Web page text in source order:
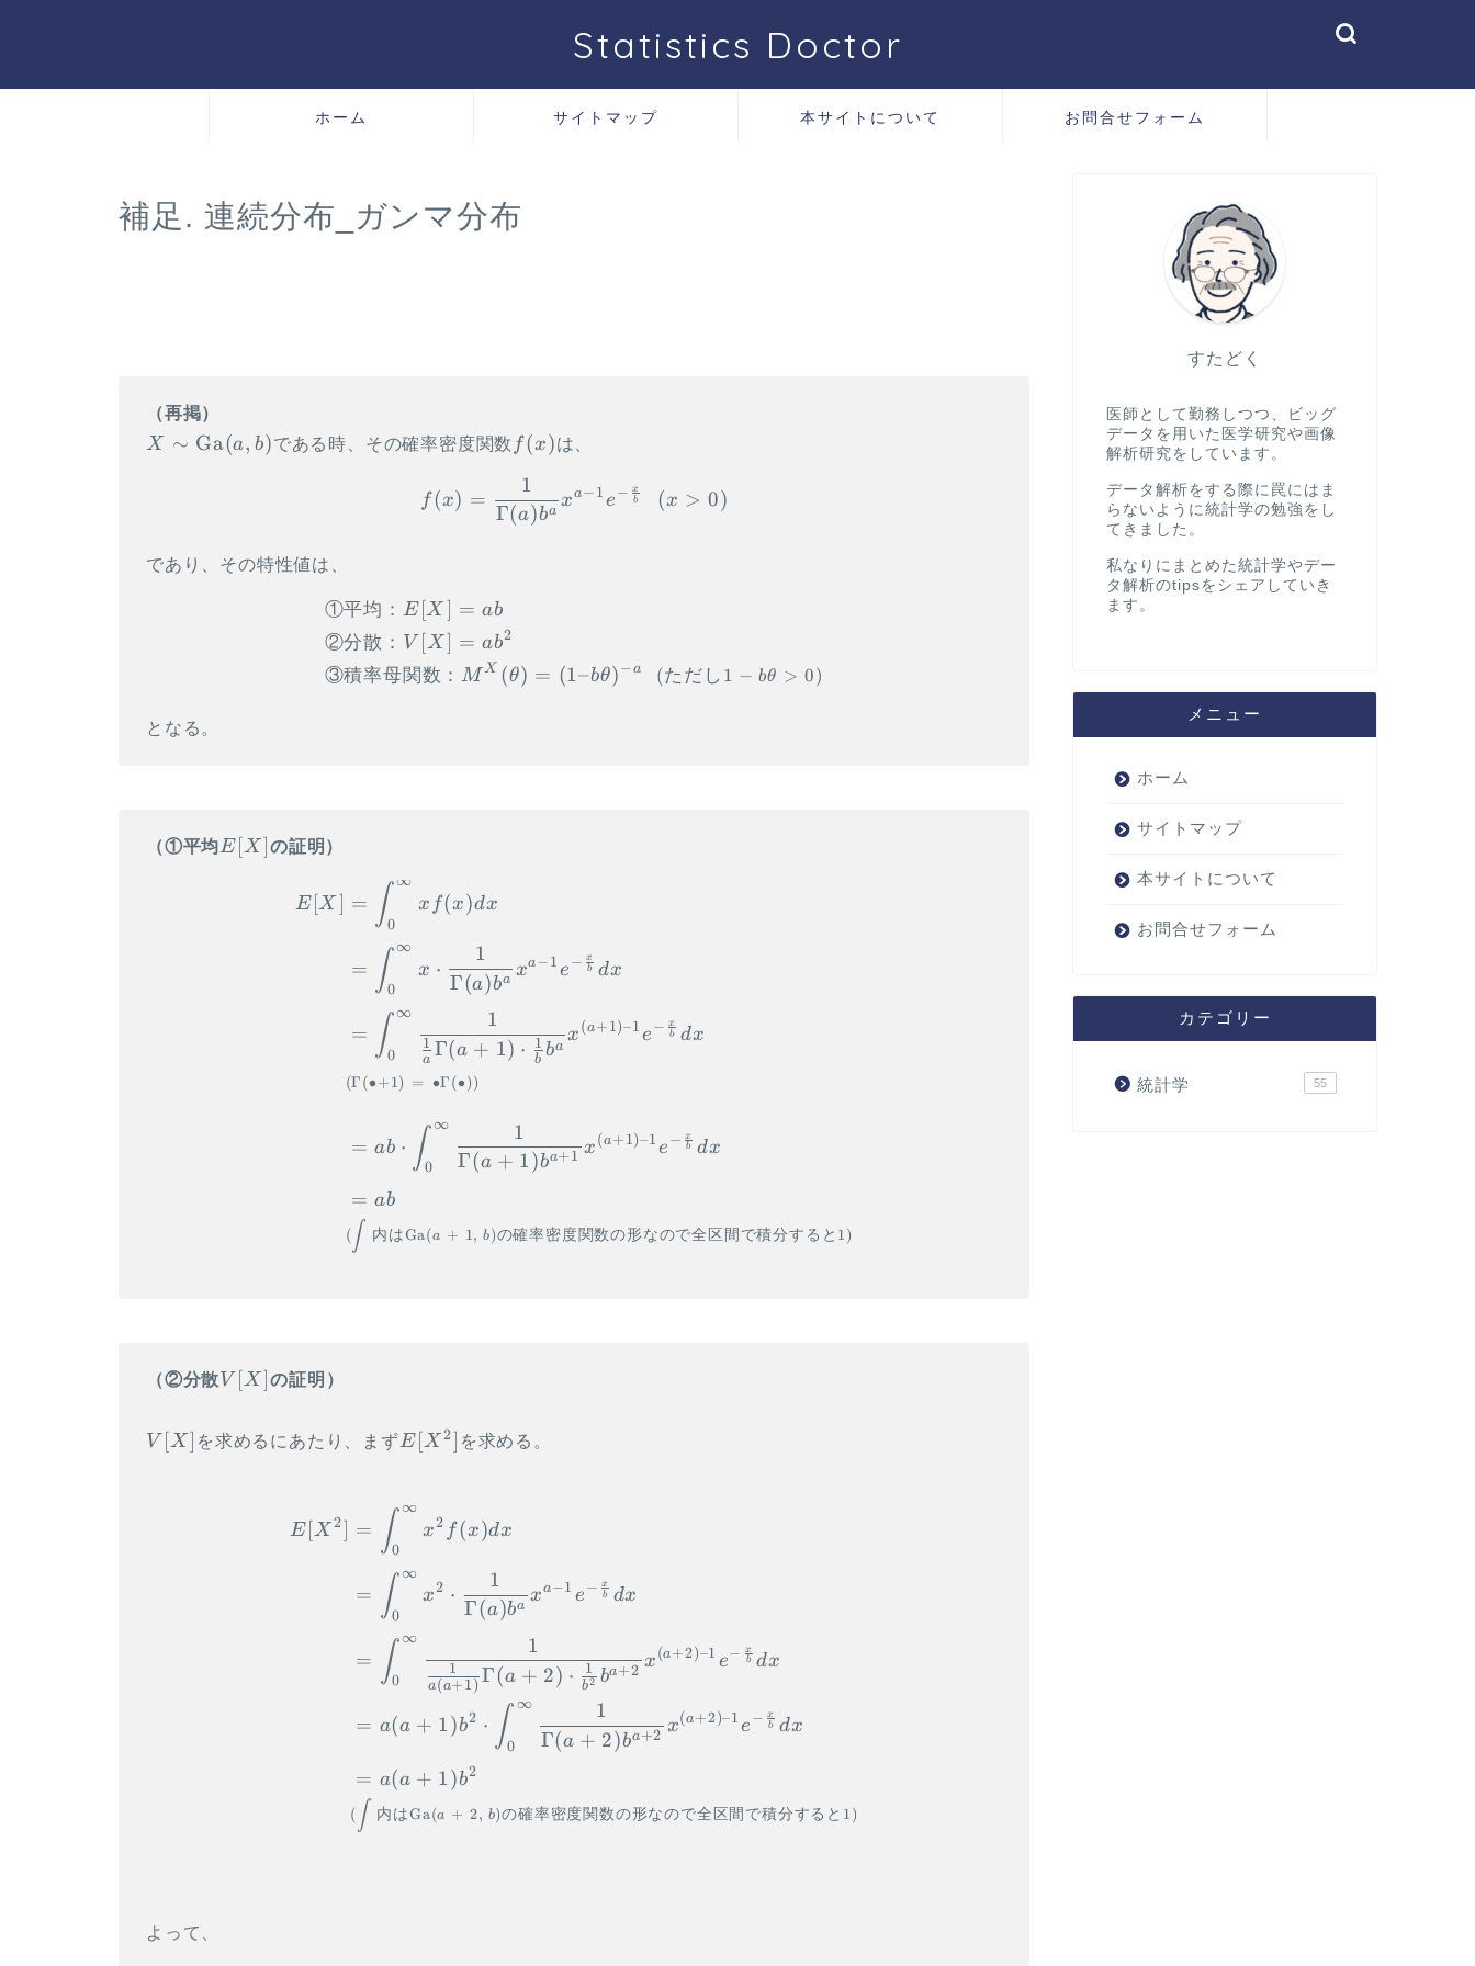
Statistics Doctor
ホーム サイトマップ 本サイトについて お問合せフォーム
補足. 連続分布_ガンマ分布
\det {\mathrm{det}} \\
\gdef \Bern
{\mathrm{Bern}} \\ \gdef
\Cov {\mathrm{Cov}} \\
\gdef \Po {\mathrm{Po}}
{\mathrm{HG}} \\ \gdef
\Geo {\mathrm{Geo}}\\
\gdef \N {\mathrm{N}}
{\mathrm{LN}} \\ \gdef
\gdef \Exp
{\mathrm{Exp}} \\ \gdef
\gdef \Be {\mathrm{Be}}
（再掲）
X \sim
X ∼ Ga(a, b)である時、その確率密度関数 f(x)
f(x)は、
\begin{aligned} f(x) = \dfrac{1}{\Gamma(a) b^a} x^{a-1} e^{-\frac{x}{b}} ~~ (x \gt
f(x) =
Γ(a)ba
1
xa−1 e− b
x (x > 0)
であり、その特性値は、
\begin{aligned} &{\small ①平均：}E[X] = ab \\ &{\small ②分散：}V[X] = ab^2 \\
①平均： E [X ] = ab
②分散： V [X ] = ab2
③積率母関数：M X (θ) = (1–bθ)−a (ただし1 − bθ > 0)
となる。
（①平均 E[X]
E[X ]の証明）
\begin{aligned} E[X] &= \int_0^{\infty} x f(x) dx \\[10px] &= \int_0^{\infty} x
E [X ] = ∫0
∞
x f(x)dx
= ∫0
∞
x ⋅
Γ(a)ba
1
xa−1 e− b
x
dx
= ∫0
∞
a
1 Γ(a + 1) ⋅ b
1 ba
1
x(a+1)–1e− b
x
dx
(Γ(∙+1) = ∙Γ(∙))
= ab ⋅ ∫0
∞
Γ(a + 1)ba+1
1
x(a+1)–1e− b
x
dx
= ab
( ∫ 内はGa(a + 1, b)の確率密度関数の形なので全区間で積分すると 1)
（②分散V[X]
V [X ]の証明）
V[X]
V [X ] を求めるにあたり、まず E[X^2]
E [X 2] を求める。
E[X 2] = ∫0
∞
x2 f(x)dx
= ∫0
∞
x2 ⋅
Γ(a)ba
1
xa−1 e− b
x
dx
= ∫0
∞
a(a+1)
1 Γ(a + 2) ⋅ b2
1 ba+2
1
x(a+2)–1 e− b
x
dx
= a(a + 1)b2 ⋅ ∫0
∞
Γ(a + 2)ba+2
1
x(a+2)–1 e− b
x
dx
= a(a + 1)b2
( ∫ 内はGa(a + 2, b)の確率密度関数の形なので全区間で積分すると 1)
よって、
すたどく
医師として勤務しつつ、ビッグ
データを用いた医学研究や画像
解析研究をしています。
データ解析をする際に罠にはま
らないように統計学の勉強をし
てきました。
私なりにまとめた統計学やデー
タ解析のtipsをシェアしていき
ます。
メニュー
ホーム
サイトマップ
本サイトについて
お問合せフォーム
カテゴリー
統計学 55